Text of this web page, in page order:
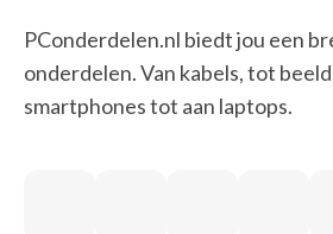
PConderdelen.nl biedt jou een
onderdelen. Van kabels, tot
smartphones tot aan laptops.